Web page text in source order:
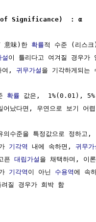
of Significance)  : α
意味)한 확률적 수준 (리스
설 이 틀리다고 여겨질 경우가
여,
귀무가설 을 기각하게되는
확률 값은,  1%(0.01),
났다면, 우연으로 보기 어
수준을 특정값으로 정하고
기각역 내에 속하면, 귀무가
픈
대립가설 을 채택하며, 이
기각역 이 아닌 수용역에 속
려질 경우가 희박 함